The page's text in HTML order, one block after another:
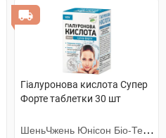
Гіалуронова кислота Супер
Форте таблетки 30 шт
ШеньЧжень Юнісон Біо-Тек